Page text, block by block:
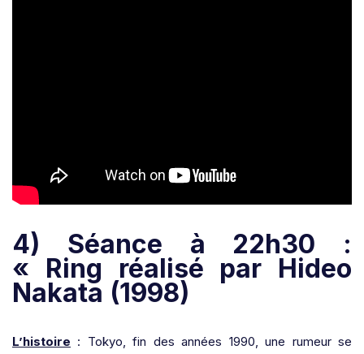
4) Séance à 22h30 :
« Ring réalisé par Hideo
Nakata (1998)
L’histoire : Tokyo, fin des années 1990, une rumeur se